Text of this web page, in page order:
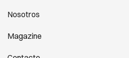
Nosotros
Magazine